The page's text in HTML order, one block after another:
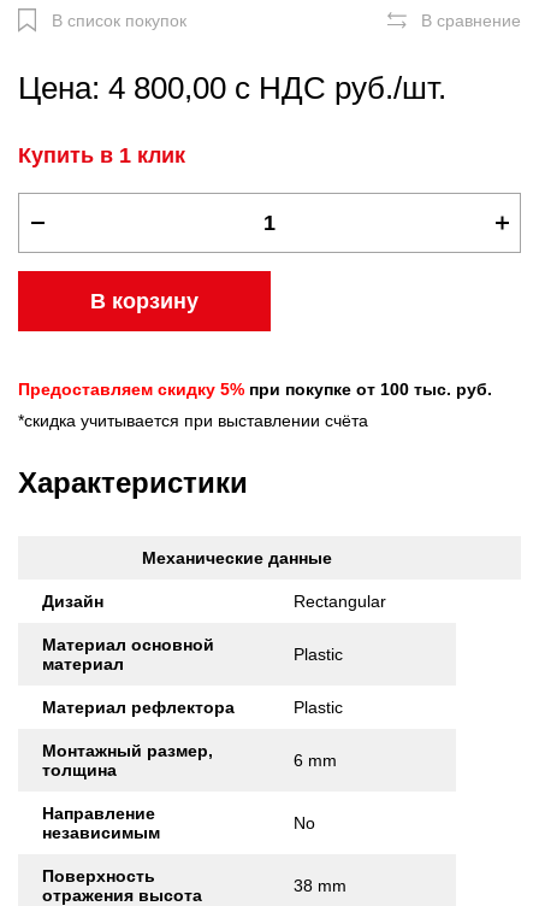
В список покупок В сравнение
Цена: 4 800,00 с НДС руб./шт.
Купить в 1 клик
В корзину
Предоставляем скидку 5% при покупке от 100 тыс. руб.
*скидка учитывается при выставлении счёта
Характеристики
Механические данные
Дизайн Rectangular
Материал основной
материал
Plastic
Материал рефлектора Plastic
Монтажный размер,
толщина
6 mm
Направление
независимым
No
Поверхность
отражения высота
38 mm